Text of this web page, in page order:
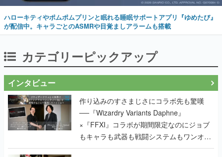
ハローキティやポムポムプリンと眠れる睡眠サポートアプリ『ゆめたび』
が配信中。キャラごとのASMRや目覚ましアラームも搭載
カテゴリーピックアップ
インタビュー
作り込みのすさまじさにコラボ先も驚嘆
──『Wizardry Variants Daphne』
×『FFXI』コラボが期間限定なのにジョブ
もキャラも武器も戦闘システムもワンオフ
で作り込まれた理由を両ディレクターに聞